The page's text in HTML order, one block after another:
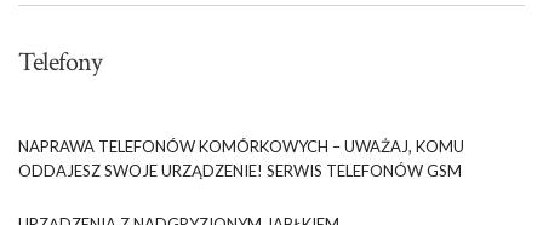
Telefony
NAPRAWA TELEFONÓW KOMÓRKOWYCH – UWAŻAJ, KOMU
ODDAJESZ SWOJE URZĄDZENIE! SERWIS TELEFONÓW GSM